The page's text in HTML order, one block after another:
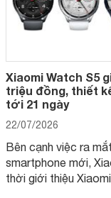
Xiaomi Watch S5
triệu đồng, thiết
tới 21 ngày
22/07/2026
Bên cạnh việc ra
smartphone mới,
thời giới thiệu